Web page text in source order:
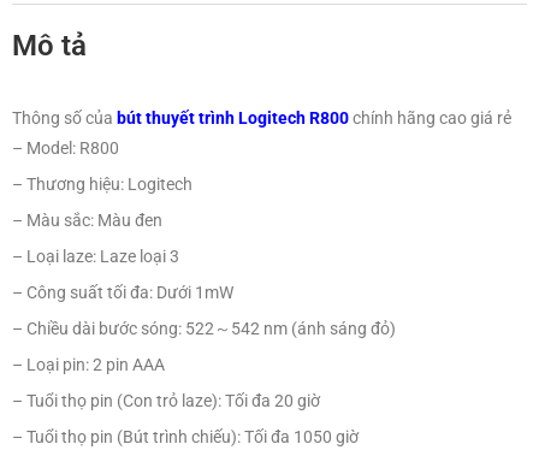
– Thương hiệu: Logitech
– Loại laze: Laze loại 3
– Công suất tối đa: Dưới 1mW
– Chiều dài bước sóng: 522～542 nm (ánh sáng đỏ)
– Loại pin: 2 pin AAA
– Tuổi thọ pin (Con trỏ laze): Tối đa 20 giờ
– Tuổi thọ pin (Bút trình chiếu): Tối đa 1050 giờ
– Khoảng cách hoạt động không dây: Khoảng 30 m1
– Công nghệ không dây: Công nghệ không dây 2.4 GHz
– Hệ điều hành được hỗ trợ: Windows Vista, Windows 7, Windows 8
Giao diện: USB